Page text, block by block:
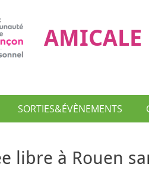
AMICALE
SORTIES&ÉVÈNEMENTS
libre à Rouen